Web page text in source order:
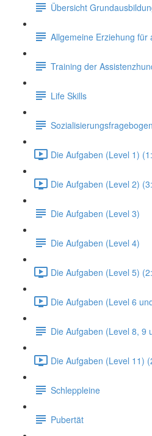
Übersicht
Allgemeine Erziehung für
Training der
Life Skills
Sozialisierungsfragebogen
Die Aufgaben (Level 1)
Die Aufgaben (Level 2)
Die Aufgaben (Level 3)
Die Aufgaben (Level 4)
Die Aufgaben (Level 5)
Die Aufgaben (Level 6
Die Aufgaben (Level 8, 9
Die Aufgaben (Level 11)
Schleppleine
Pubertät